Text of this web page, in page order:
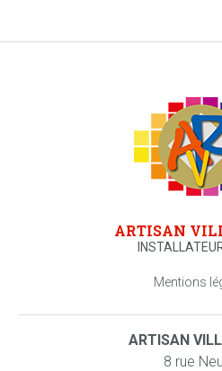
ARTISAN
Mentions
ARTISAN
8 rue